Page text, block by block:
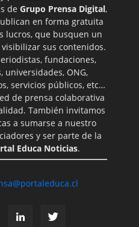
de Grupo Prensa Digital,
en forma gratuita
lucros, que busquen un
sus contenidos.
fundaciones,
universidades, ONG,
servicios públicos, etc…
de prensa colaborativa
También invitamos
a sumarse a nuestro
y ser parte de la
Educa Noticias.